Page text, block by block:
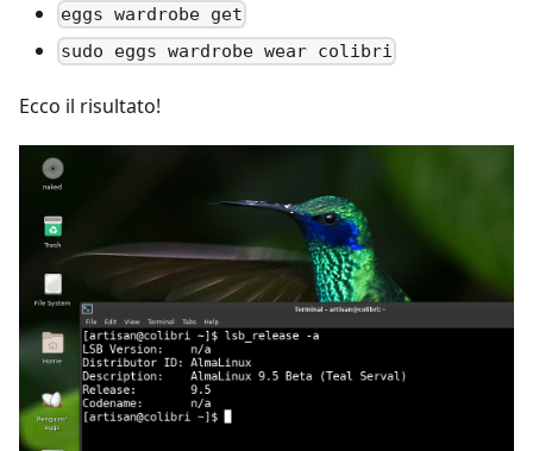
eggs wardrobe get
sudo eggs wardrobe wear colibri
Ecco il risultato!